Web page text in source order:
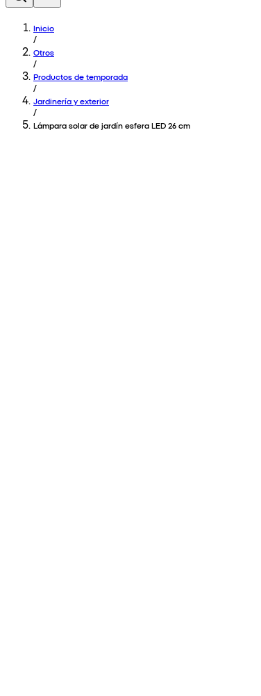
Inicio
/
Otros
/
Productos de temporada
/
Jardinería y exterior
/
Lámpara solar de jardín esfera LED 26 cm